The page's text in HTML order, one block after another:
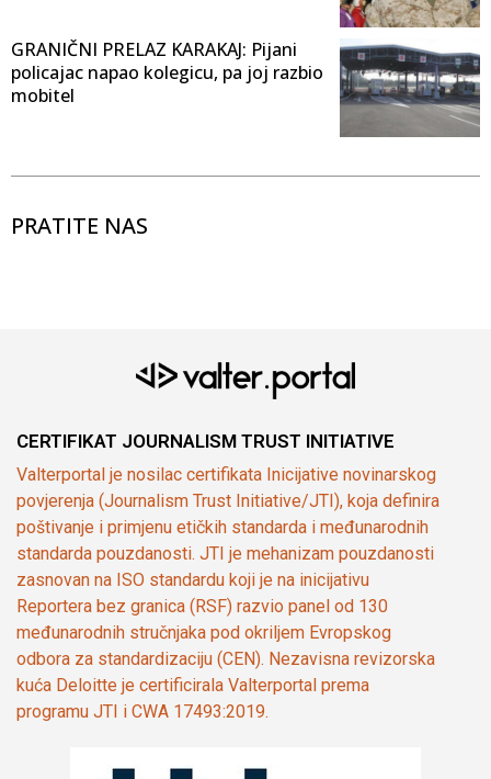
GRANIČNI PRELAZ KARAKAJ: Pijani
policajac napao kolegicu, pa joj razbio
mobitel
PRATITE NAS
CERTIFIKAT JOURNALISM TRUST INITIATIVE
Valterportal je nosilac certifikata Inicijative novinarskog
povjerenja (Journalism Trust Initiative/JTI), koja definira
poštivanje i primjenu etičkih standarda i međunarodnih
standarda pouzdanosti. JTI je mehanizam pouzdanosti
zasnovan na ISO standardu koji je na inicijativu
Reportera bez granica (RSF) razvio panel od 130
međunarodnih stručnjaka pod okriljem Evropskog
odbora za standardizaciju (CEN). Nezavisna revizorska
kuća Deloitte je certificirala Valterportal prema
programu JTI i CWA 17493:2019.